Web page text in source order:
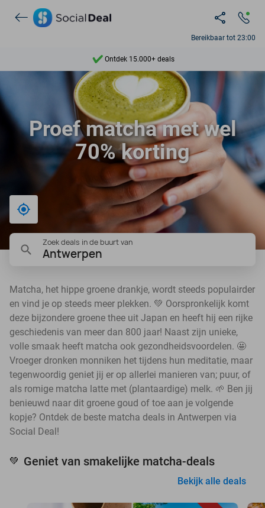
Bereikbaar tot 23:00
Ontdek 15.000+ deals
7 dagen per week beschikbaar
10+ miljoen leden
9,4
Ontdek 15.000+ deals
Proef matcha met wel
70% korting
Bij mij in de buurt
Zoek deals in de buurt van
Antwerpen
Matcha, het hippe groene drankje, wordt steeds populairder
en vind je op steeds meer plekken. 💚 Oorspronkelijk komt
deze bijzondere groene thee uit Japan en heeft hij een rijke
geschiedenis van meer dan 800 jaar! Naast zijn unieke,
volle smaak heeft matcha ook gezondheidsvoordelen. 🤩
Vroeger dronken monniken het tijdens hun meditatie, maar
tegenwoordig geniet jij er op allerlei manieren van; puur, of
als romige matcha latte met (plantaardige) melk. 🌱 Ben jij
benieuwd naar dit groene goud of toe aan je volgende
kopje? Ontdek de beste matcha deals in Antwerpen via
Social Deal!
💚 Geniet van smakelijke matcha-deals
Bekijk alle deals